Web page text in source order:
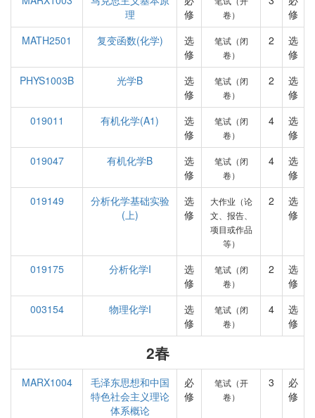
理
修
卷）
修
MATH2501
复变函数(化学)
选
修
笔试（闭
卷）
2
选
修
PHYS1003B
光学B
选
修
笔试（闭
卷）
2
选
修
019011
有机化学(A1)
选
修
笔试（闭
卷）
4
选
修
019047
有机化学B
选
修
笔试（闭
卷）
4
选
修
019149
分析化学基础实验
(上)
选
修
大作业（论
文、报告、
项目或作品
等）
2
选
修
019175 分析化学I
选
修
笔试（闭
卷）
2
选
修
003154
物理化学I
选
修
笔试（闭
卷）
4
选
修
2春
MARX1004
毛泽东思想和中国
特色社会主义理论
体系概论
必
修
笔试（开
卷）
3
必
修